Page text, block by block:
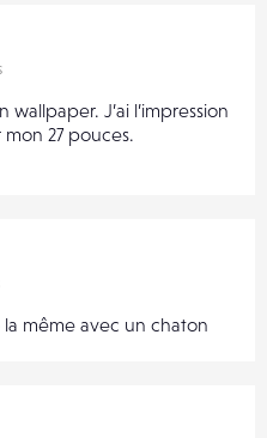
wallpaper. J’ai l’impression
mon 27 pouces.
même avec un chaton